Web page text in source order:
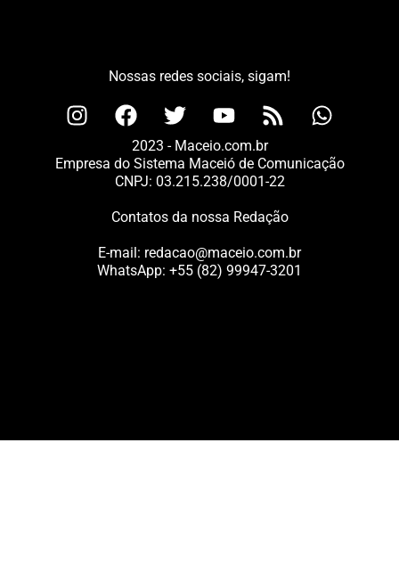
Nossas redes sociais, sigam!
2023 - Maceio.com.br
Empresa do Sistema Maceió de Comunicação
CNPJ: 03.215.238/0001-22
Contatos da nossa Redação
E-mail: redacao@maceio.com.br
WhatsApp: +55 (82) 99947-3201